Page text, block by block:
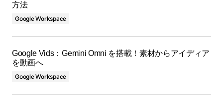
方法
Google Workspace
Google Vids：Gemini Omni を搭載！素材からアイディア
を動画へ
Google Workspace